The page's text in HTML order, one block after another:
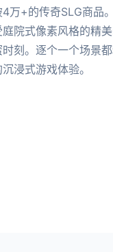
万+的传奇SLG商品
院式像素风格的精
刻。逐个一个场景
浸式游戏体验。